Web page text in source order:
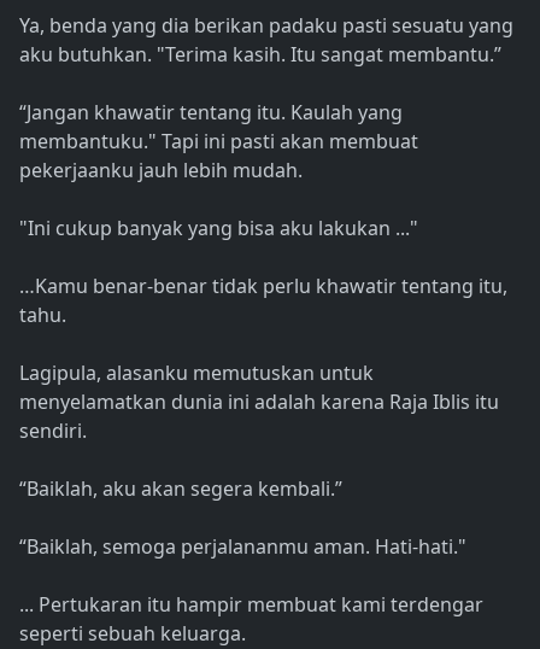
Ya, benda yang dia berikan padaku pasti sesuatu yang
aku butuhkan. "Terima kasih. Itu sangat membantu.”
“Jangan khawatir tentang itu. Kaulah yang
membantuku." Tapi ini pasti akan membuat
pekerjaanku jauh lebih mudah.
"Ini cukup banyak yang bisa aku lakukan ..."
…Kamu benar-benar tidak perlu khawatir tentang itu,
tahu.
Lagipula, alasanku memutuskan untuk
menyelamatkan dunia ini adalah karena Raja Iblis itu
sendiri.
“Baiklah, aku akan segera kembali.”
“Baiklah, semoga perjalananmu aman. Hati-hati."
... Pertukaran itu hampir membuat kami terdengar
seperti sebuah keluarga.